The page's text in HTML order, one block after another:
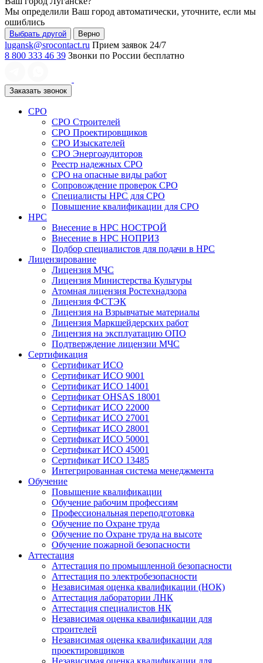
Мы определили Ваш город автоматически, уточните, если мы
ошиблись
Выбрать другой Верно
lugansk@srocontact.ru Прием заявок 24/7
8 800 333 46 39 Звонки по России бесплатно
Заказать звонок
СРО
СРО Строителей
СРО Проектировщиков
СРО Изыскателей
СРО Энергоаудиторов
Реестр надежных СРО
СРО на опасные виды работ
Сопровождение проверок СРО
Специалисты НРС для СРО
Повышение квалификации для СРО
НРС
Внесение в НРС НОСТРОЙ
Внесение в НРС НОПРИЗ
Подбор специалистов для подачи в НРС
Лицензирование
Лицензия МЧС
Лицензия Министерства Культуры
Атомная лицензия Ростехнадзора
Лицензия ФСТЭК
Лицензия на Взрывчатые материалы
Лицензия Маркшейдерских работ
Лицензия на эксплуатацию ОПО
Подтверждение лицензии МЧС
Сертификация
Сертификат ИСО
Сертификат ИСО 9001
Сертификат ИСО 14001
Сертификат OHSAS 18001
Сертификат ИСО 22000
Сертификат ИСО 27001
Сертификат ИСО 28001
Сертификат ИСО 50001
Сертификат ИСО 45001
Сертификат ИСО 13485
Интегрированная система менеджмента
Обучение
Повышение квалификации
Обучение рабочим профессиям
Профессиональная переподготовка
Обучение по Охране труда
Обучение по Охране труда на высоте
Обучение пожарной безопасности
Аттестация
Аттестация по промышленной безопасности
Аттестация по электробезопасности
Независимая оценка квалификации (НОК)
Аттестация лаборатории ЛНК
Аттестация специалистов НК
Независимая оценка квалификации для
строителей
Независимая оценка квалификации для
проектировщиков
Независимая оценка квалификации для